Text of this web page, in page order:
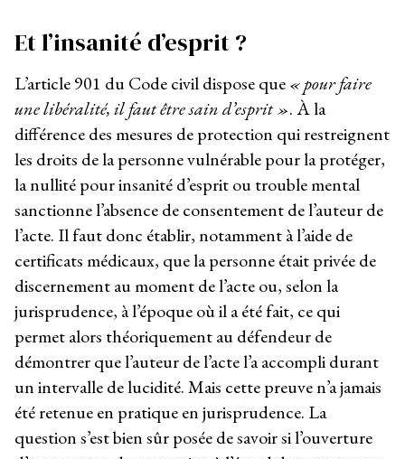
Et l’insanité d’esprit ?
L’article 901 du Code civil dispose que« pour faire
une libéralité, il faut être sain d’esprit ». À la
différence des mesures de protection qui restreignent
les droits de la personne vulnérable pour la protéger,
la nullité pour insanité d’esprit ou trouble mental
sanctionne l’absence de consentement de l’auteur de
l’acte. Il faut donc établir, notamment à l’aide de
certificats médicaux, que la personne était privée de
discernement au moment de l’acte ou, selon la
jurisprudence, à l’époque où il a été fait, ce qui
permet alors théoriquement au défendeur de
démontrer que l’auteur de l’acte l’a accompli durant
un intervalle de lucidité. Mais cette preuve n’a jamais
été retenue en pratique en jurisprudence. La
question s’est bien sûr posée de savoir si l’ouverture